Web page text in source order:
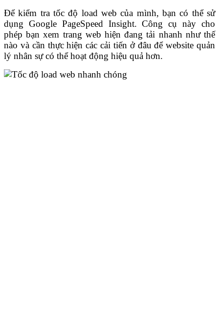
Để kiểm tra tốc độ load web của mình, bạn có thể sử
dụng Google PageSpeed Insight. Công cụ này cho
phép bạn xem trang web hiện đang tải nhanh như thế
nào và cần thực hiện các cải tiến ở đâu để website quản
lý nhân sự có thể hoạt động hiệu quả hơn.